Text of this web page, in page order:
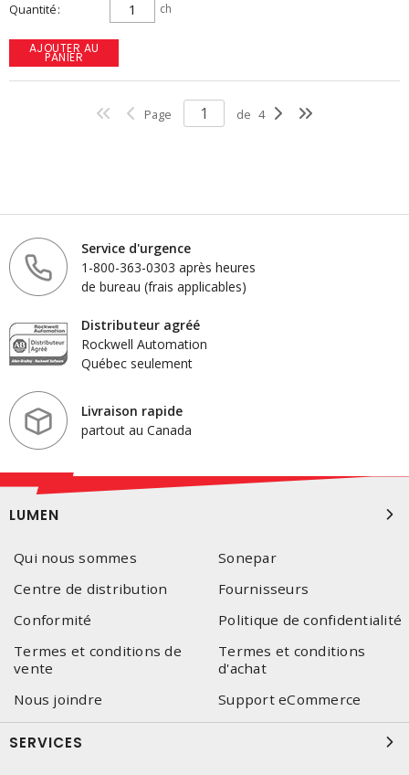
Quantité ch
AJOUTER AU
PANIER
Page de 4
Service d'urgence
1-800-363-0303 après heures
de bureau (frais applicables)
Distributeur agréé
Rockwell Automation
Québec seulement
Livraison rapide
partout au Canada
LUMEN
Qui nous sommes
Sonepar
Centre de distribution
Fournisseurs
Conformité
Politique de confidentialité
Termes et conditions de
vente
Termes et conditions
d'achat
Nous joindre
Support eCommerce
SERVICES